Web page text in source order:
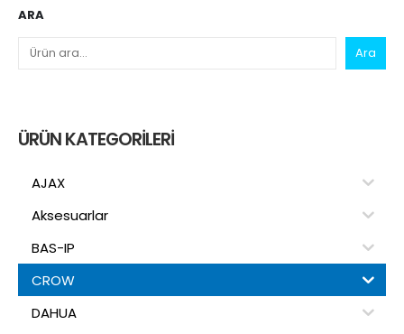
ARA
Ara
ÜRÜN KATEGORILERI
AJAX
Aksesuarlar
BAS-IP
CROW
DAHUA